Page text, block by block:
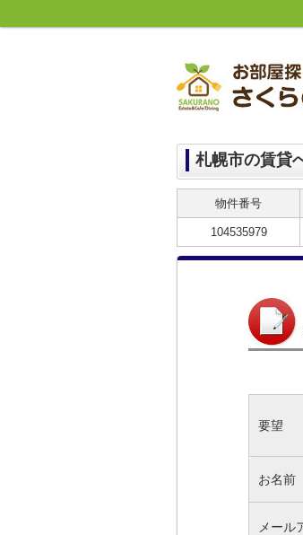
札幌市の賃貸
物件番号
104535979
要望
お名前
メール